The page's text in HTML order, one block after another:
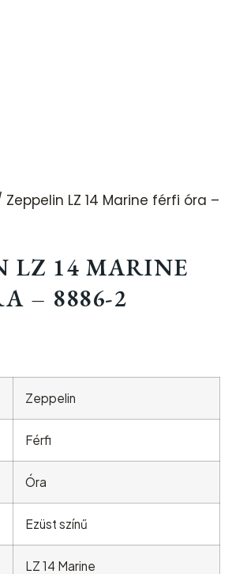
Zeppelin LZ 14 Marine férfi óra –
LZ 14 MARINE
– 8886-2
Zeppelin
Férfi
Óra
Ezüst színű
LZ 14 Marine